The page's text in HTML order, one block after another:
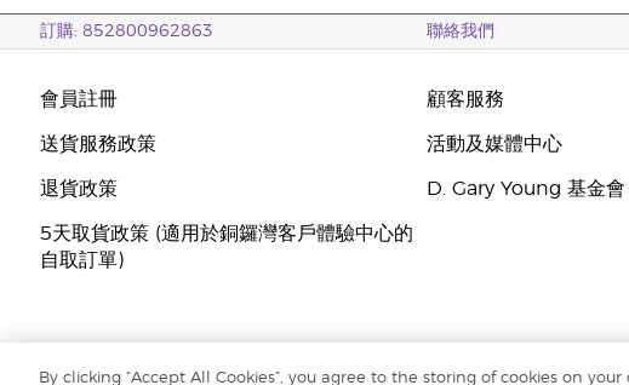
訂購: 852800962863 聯絡我們
會員註冊
送貨服務政策
退貨政策
5天取貨政策 (適用於銅鑼灣客戶體驗中心的
自取訂單)
顧客服務
活動及媒體中心
D. Gary Young 基金會
By clicking “Accept All Cookies”, you agree to the storing of cookies on